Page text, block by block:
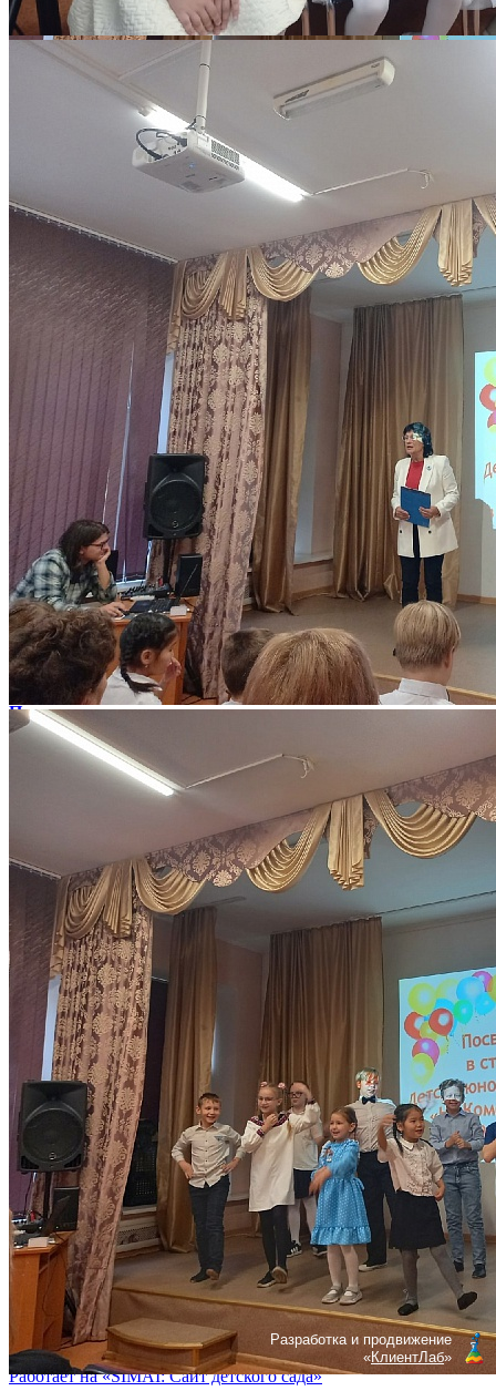
27 октября 2024 01:10
Количество просмотров: 1213
Традиционный праздник "Посвящение в студийцы" состоялся
сегодня в Детско-юношеском центре "На Комсомольской".
Ребята из театральной студии "Шаг на сцену" (педагог
Леонтьева Н.В.) и вокально-эстрадной студии "Серпантин" (
педагог Дюндина С.А.) показали свои творческие
выступления, участвовали в игровой программе. Интересный
праздник для детей и родителей подготовила и провела
Леонтьева Наталья Владимировна. Желаем студийцам
творческих успехов, интересной жизни в нашем центре!
След. новость
Пред. новость
Наши контакты
236022 г. Калининград ул. Комсомольская, д.3
maoudyuckom@edu.klgd.ru
Нашли ошибку? Сообщите нам!
Выделите и нажмите Ctr+Enter
Разделы
Главная
Об учреждении
Контакты
Карта сайта
Политика конфиденциальности
Следуйте за нами
Обратная связь
Если у вас есть вопросы, задайте их через специальную форму
Написать нам
Разработка и продвижение
«КлиентЛаб»
Работает на «SIMAI: Сайт детского сада»